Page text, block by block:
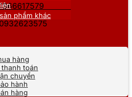
phẩm khác
hàng
toán
chuyển
hành
hàng